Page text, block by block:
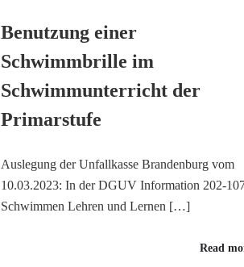
Benutzung einer
Schwimmbrille im
Schwimmunterricht der
Primarstufe
Auslegung der Unfallkasse Brandenburg vom
10.03.2023: In der DGUV Information 202-
Schwimmen Lehren und Lernen […]
Read